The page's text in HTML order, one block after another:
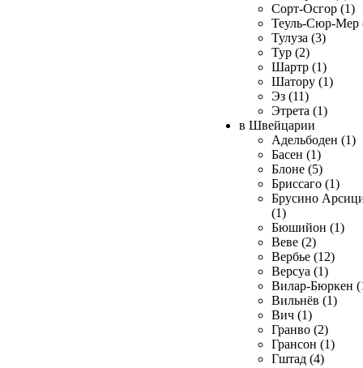
Сорт-Осгор (1)
Теуль-Сюр-Мер
Тулуза (3)
Тур (2)
Шартр (1)
Шатору (1)
Эз (11)
Этрета (1)
в Швейцарии
Адельбоден (1)
Басен (1)
Блоне (5)
Бриссаго (1)
Брусино
(1)
Бюшийон (1)
Веве (2)
Вербье (12)
Версуа (1)
Вилар-Бюркен
Вильнёв (1)
Вич (1)
Гранво (2)
Грансон (1)
Гштад (4)